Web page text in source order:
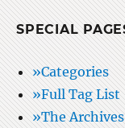
SPECIAL
»Categories
»Full Tag List
»The Archives